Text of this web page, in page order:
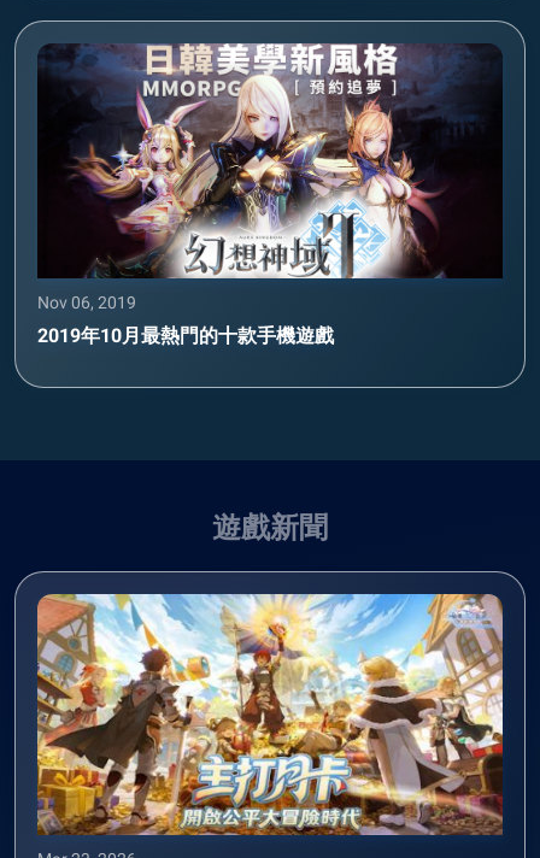
Nov 06, 2019
2019年10月最熱門的十款手機遊戲
遊戲新聞